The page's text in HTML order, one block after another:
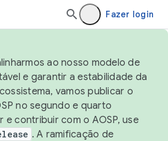
Fazer login
ao nosso modelo de
e garantir a estabilidade da
vamos publicar o
no segundo e quarto
e contribuir com o AOSP, use
. A ramificação de